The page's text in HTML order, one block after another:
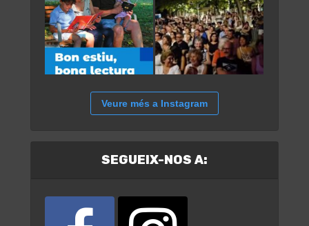
Veure més a Instagram
SEGUEIX-NOS A: